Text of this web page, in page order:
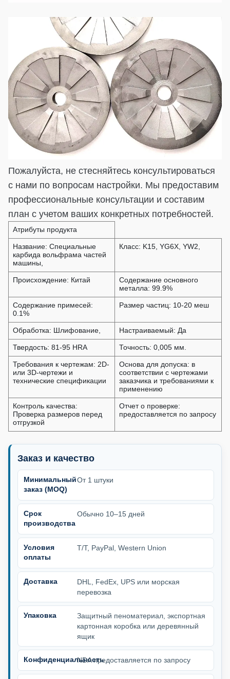
Пожалуйста, не стесняйтесь консультироваться
с нами по вопросам настройки. Мы предоставим
профессиональные консультации и составим
план с учетом ваших конкретных потребностей.
Атрибуты продукта
Название: Специальные
карбида вольфрама частей
машины,
Класс: K15, YG6X, YW2,
Происхождение: Китай
Содержание основного
металла: 99.9%
Содержание примесей:
0.1%
Размер частиц: 10-20 меш
Обработка: Шлифование, Настраиваемый: Да
Твердость: 81-95 HRA Точность: 0,005 мм.
Требования к чертежам: 2D-
или 3D-чертежи и
технические спецификации
Основа для допуска: в
соответствии с чертежами
заказчика и требованиями к
применению
Контроль качества:
Проверка размеров перед
отгрузкой
Отчет о проверке:
предоставляется по запросу
Заказ и качество
Минимальный
заказ (MOQ)
От 1 штуки
Срок
производства
Обычно 10–15 дней
Условия
оплаты
T/T, PayPal, Western Union
Доставка
DHL, FedEx, UPS или морская
перевозка
Упаковка
Защитный пеноматериал, экспортная
картонная коробка или деревянный
ящик
КонфиденциальностьNDA предоставляется по запросу